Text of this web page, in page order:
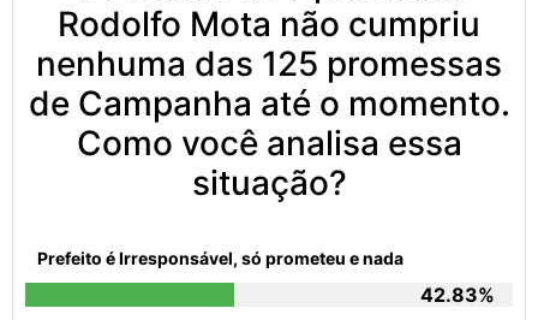
Rodolfo Mota não cumpriu
nenhuma das 125 promessas
de Campanha até o momento.
Como você analisa essa
situação?
Prefeito é Irresponsável, só prometeu e nada
42.83%